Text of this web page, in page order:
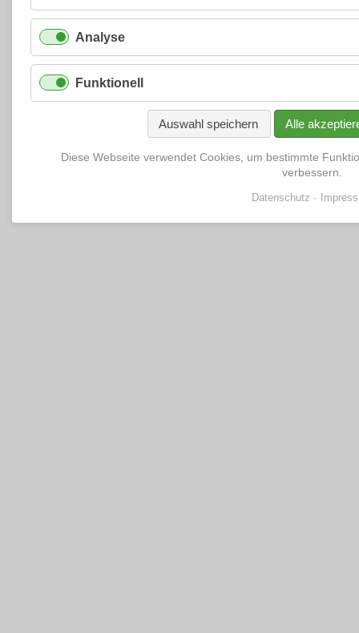
Analyse
Funktionell
Auswahl speichern Alle
Diese Webseite verwendet Cookies, um bestimmte
verbessern.
Datenschutz